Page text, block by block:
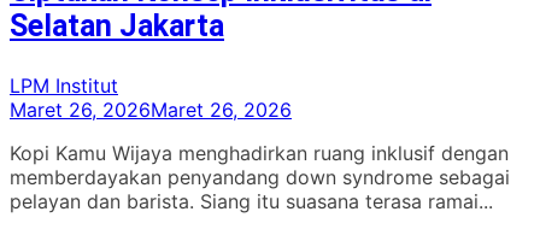
Selatan Jakarta
LPM Institut
Maret 26, 2026Maret 26, 2026
Kopi Kamu Wijaya menghadirkan ruang inklusif dengan
memberdayakan penyandang down syndrome sebagai
pelayan dan barista. Siang itu suasana terasa ramai...